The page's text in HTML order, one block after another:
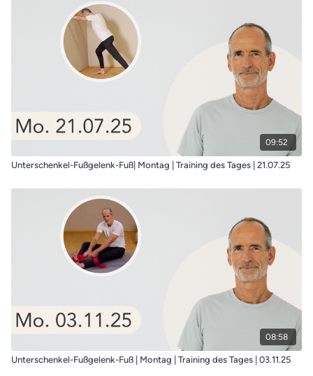
09:52
Unterschenkel-Fußgelenk-Fuß| Montag | Training des Tages | 21.07.25
08:58
Unterschenkel-Fußgelenk-Fuß | Montag | Training des Tages | 03.11.25